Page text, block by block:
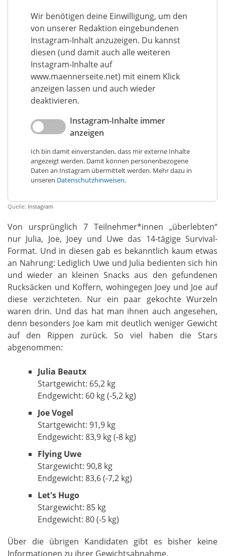
Wir benötigen deine Einwilligung, um den
von unserer Redaktion eingebundenen
Instagram-Inhalt anzuzeigen. Du kannst
diesen (und damit auch alle weiteren
Instagram-Inhalte auf
www.maennerseite.net) mit einem Klick
anzeigen lassen und auch wieder
deaktivieren.
Instagram-Inhalte immer
anzeigen
Ich bin damit einverstanden, dass mir externe Inhalte
angezeigt werden. Damit können personenbezogene
Daten an Instagram übermittelt werden. Mehr dazu in
unseren Datenschutzhinweisen.
Quelle: Instagram
Von ursprünglich 7 Teilnehmer*innen „überlebten“
nur Julia, Joe, Joey und Uwe das 14-tägige Survival-
Format. Und in diesen gab es bekanntlich kaum etwas
an Nahrung: Lediglich Uwe und Julia bedienten sich hin
und wieder an kleinen Snacks aus den gefundenen
Rucksäcken und Koffern, wohingegen Joey und Joe auf
diese verzichteten. Nur ein paar gekochte Wurzeln
waren drin. Und das hat man ihnen auch angesehen,
denn besonders Joe kam mit deutlich weniger Gewicht
auf den Rippen zurück. So viel haben die Stars
abgenommen:
Julia Beautx
Startgewicht: 65,2 kg
Endgewicht: 60 kg (-5,2 kg)
Joe Vogel
Startgewicht: 91,9 kg
Endgewicht: 83,9 kg (-8 kg)
Flying Uwe
Stargewicht: 90,8 kg
Endgewicht: 83,6 (-7,2 kg)
Let's Hugo
Stargewicht: 85 kg
Endgewicht: 80 (-5 kg)
Über die übrigen Kandidaten gibt es bisher keine
Informationen zu ihrer Gewichtsabnahme.